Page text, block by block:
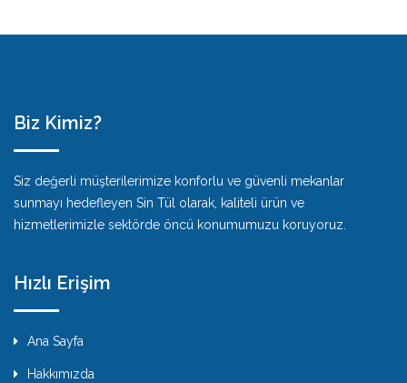
Biz Kimiz?
Siz değerli müşterilerimize konforlu ve güvenli mekanlar
sunmayı hedefleyen Sin Tül olarak, kaliteli ürün ve
hizmetlerimizle sektörde öncü konumumuzu koruyoruz.
Hızlı Erişim
Ana Sayfa
Hakkımızda